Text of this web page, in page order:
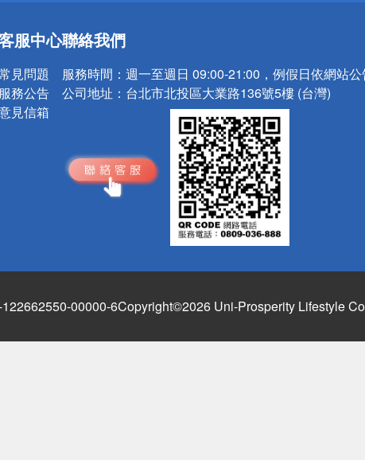
小心！
服中心
見問題
服務公告
見信箱
聯絡我們
服務時間： 週一至週日 09:00-21:00，例假日依網站
公司地址： 台北市北投區大業路136號5樓 (台灣)
00000-6Copyright©2026 Uni-Prosperity Lifestyle